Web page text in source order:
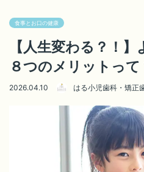
食事とお口の健康
【人生変わる？！
８つのメリットって
2026.04.10 はる小児歯科・矯